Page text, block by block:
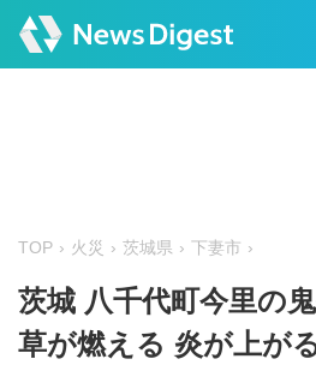
TOP 火災 茨城県 下妻市
茨城 八千代町今里の
草が燃える 炎が上が